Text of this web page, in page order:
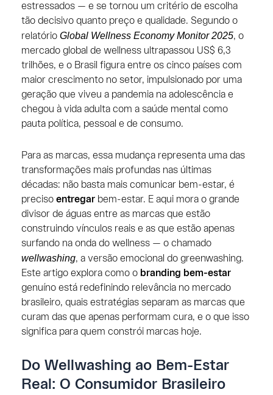
estressados — e se tornou um critério de escolha
tão decisivo quanto preço e qualidade. Segundo o
relatório Global Wellness Economy Monitor 2025, o
mercado global de wellness ultrapassou US$ 6,3
trilhões, e o Brasil figura entre os cinco países com
maior crescimento no setor, impulsionado por uma
geração que viveu a pandemia na adolescência e
chegou à vida adulta com a saúde mental como
pauta política, pessoal e de consumo.
Para as marcas, essa mudança representa uma das
transformações mais profundas nas últimas
décadas: não basta mais comunicar bem-estar, é
preciso entregarbem-estar. E aqui mora o grande
divisor de águas entre as marcas que estão
construindo vínculos reais e as que estão apenas
surfando na onda do wellness — o chamado
wellwashing, a versão emocional do greenwashing.
Este artigo explora como o branding bem-estar
genuíno está redefinindo relevância no mercado
brasileiro, quais estratégias separam as marcas que
curam das que apenas performam cura, e o que isso
significa para quem constrói marcas hoje.
Do Wellwashing ao Bem-Estar
Real: O Consumidor Brasileiro